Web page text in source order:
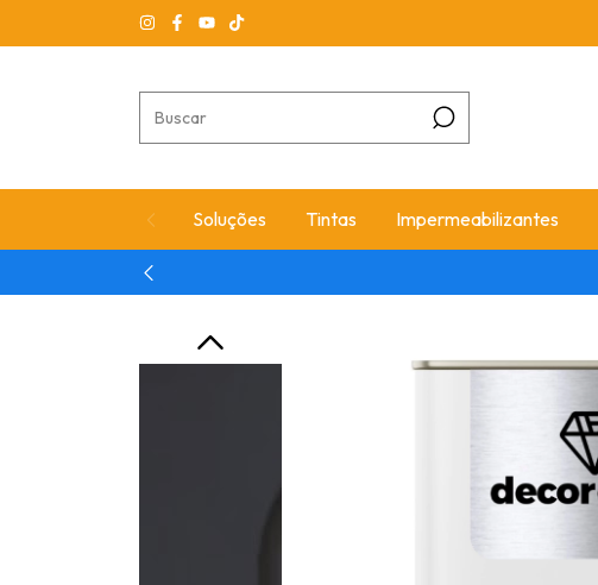
Soluções Tintas Impermeabilizantes